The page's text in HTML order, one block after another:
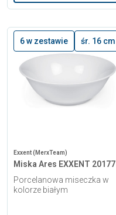
6 w zestawie śr. 16 cm
Exxent (MerxTeam)
Miska Ares EXXENT 20177
Porcelanowa miseczka w
kolorze białym